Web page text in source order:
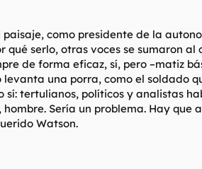
como presidente de la
qué serlo, otras voces se sumaron
de forma eficaz, sí, pero –matiz
una porra, como el soldado
sí: tertulianos, políticos y analistas
hombre. Sería un problema. Hay
Watson.